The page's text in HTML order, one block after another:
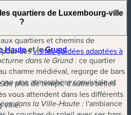
(désormais accessible aux
quartiers et chemins de
pour desvisites guidées adaptées à
de plus de temps, d'autres belles
vous attendent dans les différents
ville.
quartiers de Luxembourg-ville
?
Hauteet leGrund
dans le Grund : ce quartier
charme médiéval, regorge de bars
une atmosphère conviviale et
dans la Ville-Haute : l'ambiance